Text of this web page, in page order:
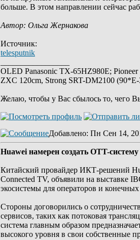
больше. В этом направлении сейчас
Автор: Ольга Жернакова
Источник:
telesputnik
OLED Panasonic TX-65HZ980E;
ZXC 120cm, Strong SRT-DM2100
Желаю, чтобы у Вас сбылось то, чего
Добавлено: Пн Сен 14,
Huawei намерен создать OTT-
Китайский провайдер ИКТ-решений
Connected TV, объявили на выставке
экосистемы для операторов и конечных
Стороны договорились о
сервисов, таких как потоковая
система главным образом
высокого уровня в свои собственные